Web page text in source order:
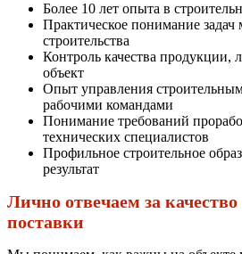
Более 10 лет опыта в
Практическое понимание задач
строительства
Контроль качества продукции,
объект
Опыт управления
рабочими командами
Понимание требований
технических специалистов
Профильное строительное
результат
Лично отвечаем за
поставки